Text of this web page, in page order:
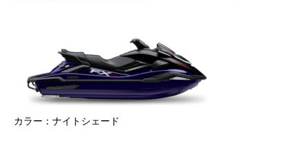
カラー：ナイトシェード